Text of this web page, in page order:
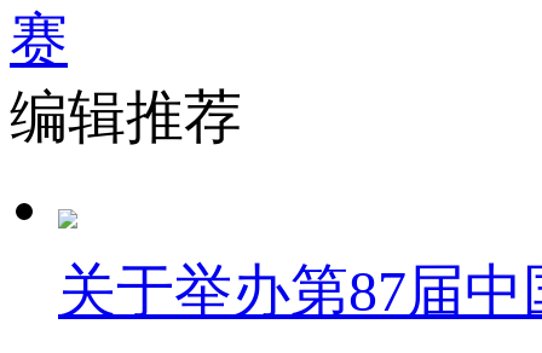
编辑推荐
关于举办第87届